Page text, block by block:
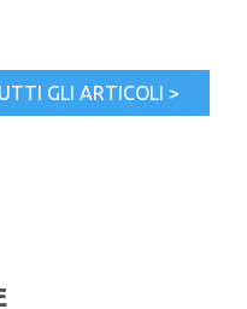
GLI ARTICOLI >